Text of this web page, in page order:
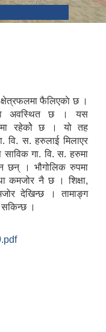
क्षेत्रफलमा फैलिएकाे छ ।
अवस्थित छ । यस
रहेकोे छ । यो तह
वि. स. हरुलाई मिलाएर
साविक गा. वि. स. हरुमा
छन् । भौगोलिक रुपमा
कमजोर नै छ । शिक्षा,
देखिन्छ । तामाङ्ग
सकिन्छ ।